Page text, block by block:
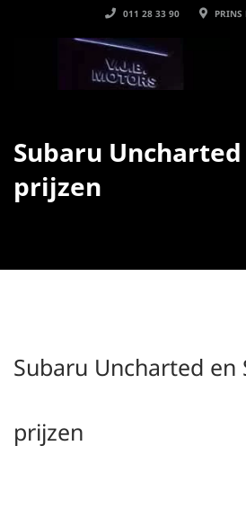
011 28 33 90 PRINS
Subaru
prijzen
Subaru Uncharted en
prijzen